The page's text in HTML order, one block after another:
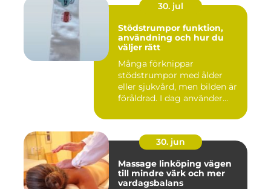
30. jul
Stödstrumpor funktion,
användning och hur du
väljer rätt
Många förknippar
stödstrumpor med ålder
eller sjukvård, men bilden är
föråldrad. I dag använder
30. jun
Massage linköping vägen
till mindre värk och mer
vardagsbalans